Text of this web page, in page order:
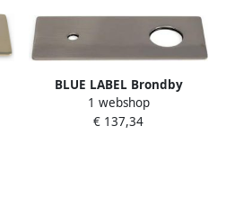
BLUE LABEL Brondby
vierkante afdekplaat voor
inbouw wastafelkraan
1 webshop
€ 137,34